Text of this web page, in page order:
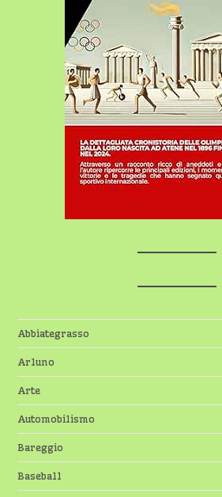
Abbiategrasso
Arluno
Arte
Automobilismo
Bareggio
Baseball